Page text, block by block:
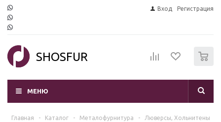
Вход Регистрация
SHOSFUR
МЕНЮ
Главная - Каталог - Mеталофурнитура -
Люверсы, Хольнитены